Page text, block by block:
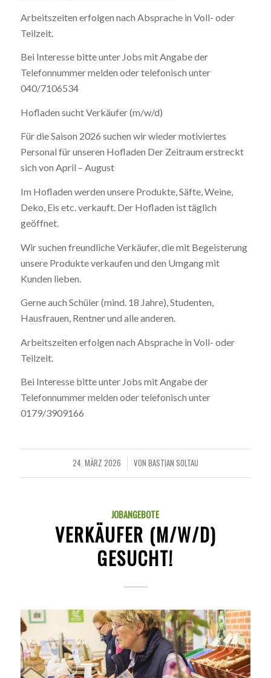
Arbeitszeiten erfolgen nach Absprache in Voll- oder
Teilzeit.
Bei Interesse bitte unter Jobs mit Angabe der
Telefonnummer melden oder telefonisch unter
040/7106534
Hofladen sucht Verkäufer (m/w/d)
Für die Saison 2026 suchen wir wieder motiviertes
Personal für unseren Hofladen Der Zeitraum erstreckt
sich von April – August
Im Hofladen werden unsere Produkte, Säfte, Weine,
Deko, Eis etc. verkauft. Der Hofladen ist täglich
geöffnet.
Wir suchen freundliche Verkäufer, die mit Begeisterung
unsere Produkte verkaufen und den Umgang mit
Kunden lieben.
Gerne auch Schüler (mind. 18 Jahre), Studenten,
Hausfrauen, Rentner und alle anderen.
Arbeitszeiten erfolgen nach Absprache in Voll- oder
Teilzeit.
Bei Interesse bitte unter Jobs mit Angabe der
Telefonnummer melden oder telefonisch unter
0179/3909166
24. MÄRZ 2026
/ VON BASTIAN SOLTAU
JOBANGEBOTE
VERKÄUFER (M/W/D)
GESUCHT!